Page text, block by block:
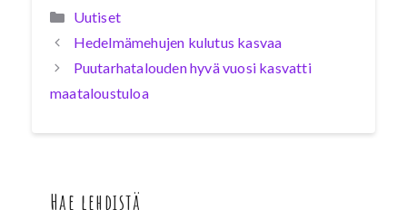
Kategoriat
Uutiset
Hedelmämehujen kulutus kasvaa
Puutarhatalouden hyvä vuosi kasvatti
maataloustuloa
Hae lehdistä